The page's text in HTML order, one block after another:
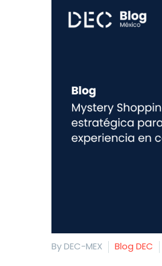
By DEC-MEX Blog DEC